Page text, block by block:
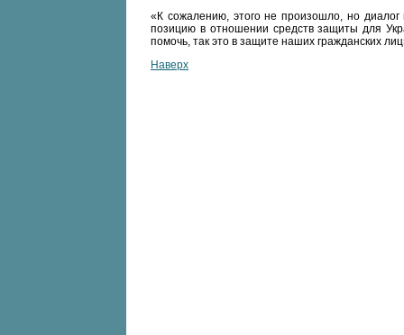
«К сожалению, этого не произошло, но
позицию в отношении средств защиты для
помочь, так это в защите наших гражданских
Наверх